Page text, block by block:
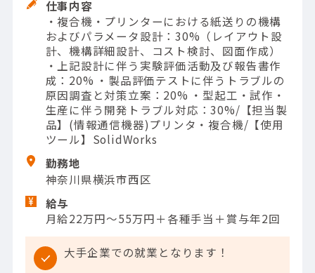
仕事内容
・複合機・プリンターにおける紙送りの機構
およびパラメータ設計：30%（レイアウト設
計、機構詳細設計、コスト検討、図面作成）
・上記設計に伴う実験評価活動及び報告書作
成：20% ・製品評価テストに伴うトラブルの
原因調査と対策立案：20% ・型起工・試作・
生産に伴う開発トラブル対応：30%/【担当製
品】(情報通信機器)プリンタ・複合機/【使用
ツール】SolidWorks
勤務地
神奈川県横浜市西区
給与
月給22万円～55万円＋各種手当＋賞与年2回
大手企業での就業となります！